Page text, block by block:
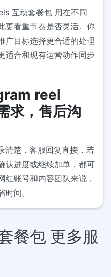
互动套餐包 用在不同
更看重节奏是否灵活。你
广目标选择更合适的处理
适合和现有运营动作同步
reel
求，售后沟
楚，客服回复直接，若
认进度或继续加单，都可
红账号和内容团队来说，
间。
餐包 更多服